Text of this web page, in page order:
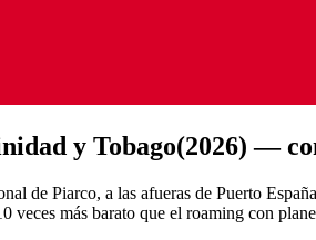
y Tobago(2026) —
de Piarco, a las afueras de Puerto
veces más barato que el roaming con